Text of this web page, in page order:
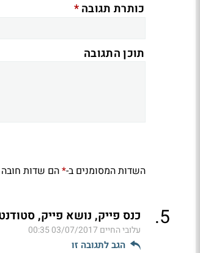
כותרת תגובה*
תוכן התגובה
השדות המסומנים ב-*הם שדות חובה
5
. כנס פייק, נושא פייק,
עלובי החיים 03/07/2017 00:35
הגב לתגובה זו